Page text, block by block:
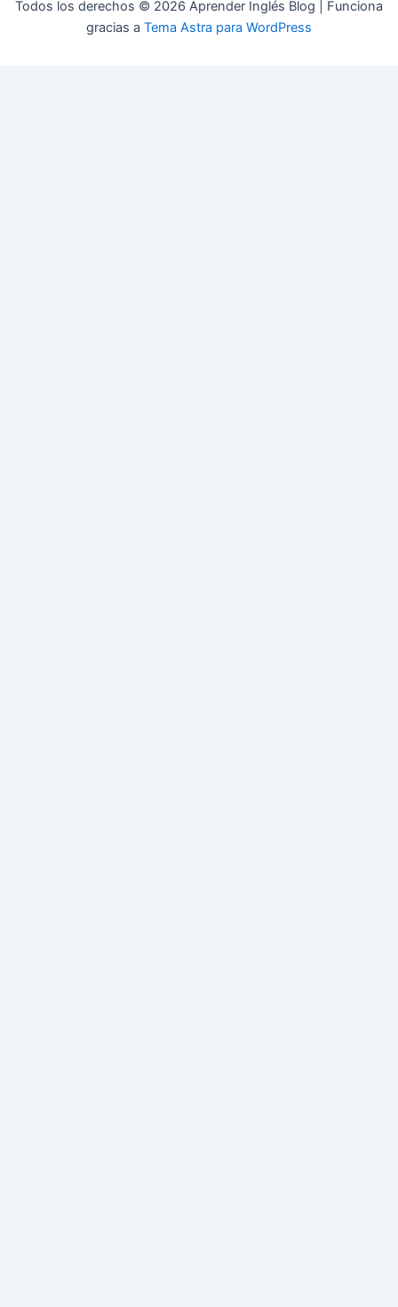
Todos los derechos © 2026 Aprender Inglés Blog | Funciona
gracias a Tema Astra para WordPress